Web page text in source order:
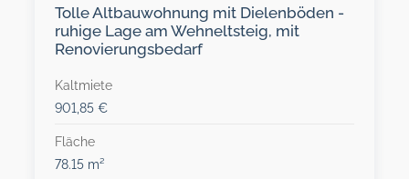
Tolle Altbauwohnung mit Dielenböden -
ruhige Lage am Wehneltsteig, mit
Renovierungsbedarf
Kaltmiete
901,85 €
Fläche
78.15 m²